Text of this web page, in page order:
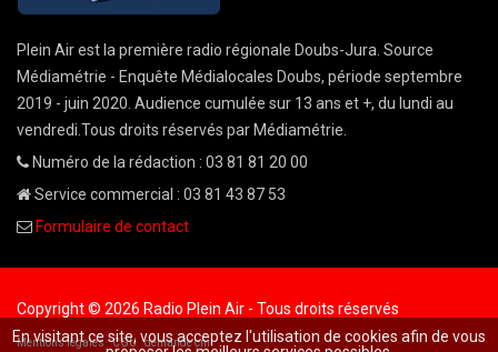
Plein Air est la première radio régionale Doubs-Jura. Source
Médiamétrie - Enquête Médialocales Doubs, période septembre
2019 - juin 2020. Audience cumulée sur 13 ans et +, du lundi au
vendredi.Tous droits réservés par Médiamétrie.
Numéro de la rédaction : 03 81 81 20 00
Service commercial : 03 81 43 87 53
Formulaire de contact
Copyright © 2026 Radio Plein Air - Tous droits réservés
Mentions légales CGU demande cnil
En visitant ce site, vous acceptez l'utilisation de cookies afin de vous